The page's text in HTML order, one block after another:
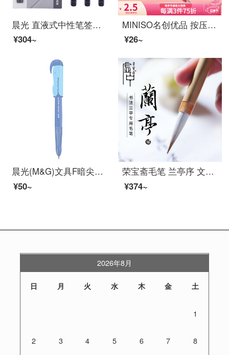
晨光 直液式中性笔签字笔全针管考试笔水性笔0.5mm走珠笔笔芯 12支黑色/素雅款 ARP41801 /
¥304~
MINISO名创优品 按压式中性笔0.5mm日常书写记录办公签字写字笔头笔芯可替换 红色
¥26~
晨光(M&G)文具F暗尖直液式钢笔 学生练字笔墨水笔 优握系列钢笔套装(钢笔*1+6支黑色墨囊) 蓝色笔杆HAFP0666
¥50~
荣宝斋毛笔 兰亭序 文房四宝书法创作品专业人士进阶级书法笔碑帖临摹行书楷书毛笔字帖单支兼毫毛笔 兰亭序小号（单支）
¥374~
2026年8月
日 月 火 水 木 金 土
1
2 3 4 5 6 7 8